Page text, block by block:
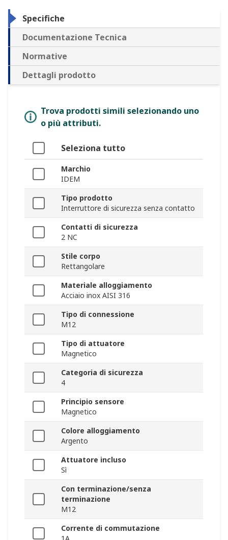
Specifiche
Documentazione Tecnica
Normative
Dettagli prodotto
Trova prodotti simili selezionando uno
o più attributi.
Seleziona tutto
Marchio
IDEM
Tipo prodotto
Interruttore di sicurezza senza contatto
Contatti di sicurezza
2 NC
Stile corpo
Rettangolare
Materiale alloggiamento
Acciaio inox AISI 316
Tipo di connessione
M12
Tipo di attuatore
Magnetico
Categoria di sicurezza
4
Principio sensore
Magnetico
Colore alloggiamento
Argento
Attuatore incluso
Sì
Con terminazione/senza
terminazione
M12
Corrente di commutazione